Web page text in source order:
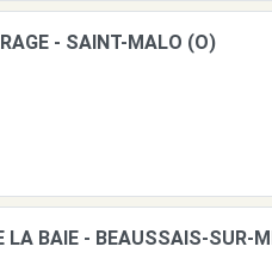
- SAINT-MALO (O)
BAIE - BEAUSSAIS-SUR-